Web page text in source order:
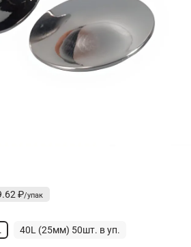
₽
40L (25мм) 50шт. в уп.